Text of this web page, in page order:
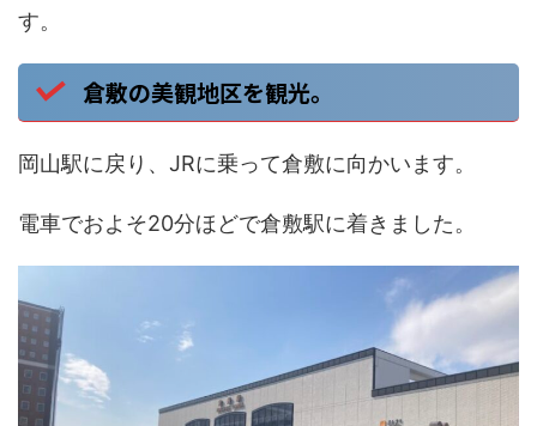
す。
倉敷の美観地区を観光。
岡山駅に戻り、JRに乗って倉敷に向かいます。
電車でおよそ20分ほどで倉敷駅に着きました。